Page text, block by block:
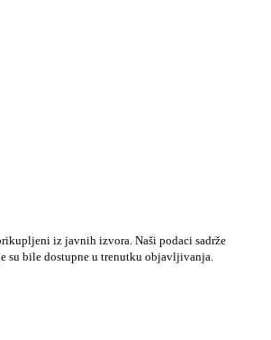
iz javnih izvora. Naši podaci sadrže
su bile dostupne u trenutku objavljivanja.